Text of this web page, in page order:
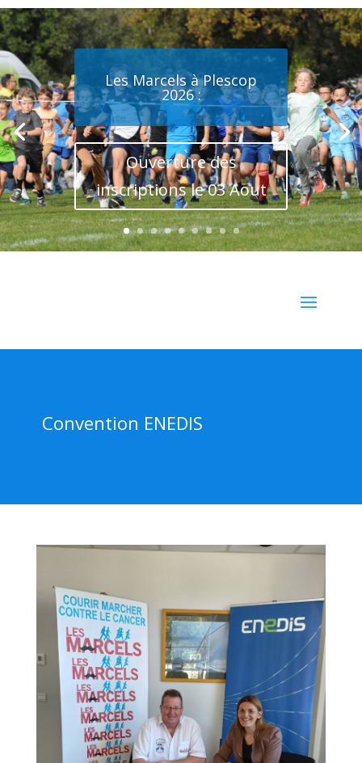
Les Marcels à Plescop
2026 :
Ouverture des
inscriptions le 03 Aout
Convention ENEDIS